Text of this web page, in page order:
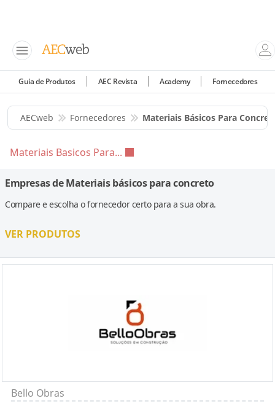
Guia de Produtos AEC Revista Academy Fornecedores
AECweb Fornecedores Materiais Básicos Para
Materiais Basicos Para...
Empresas de Materiais básicos para concreto
Compare e escolha o fornecedor certo para a sua obra.
VER PRODUTOS
Bello Obras